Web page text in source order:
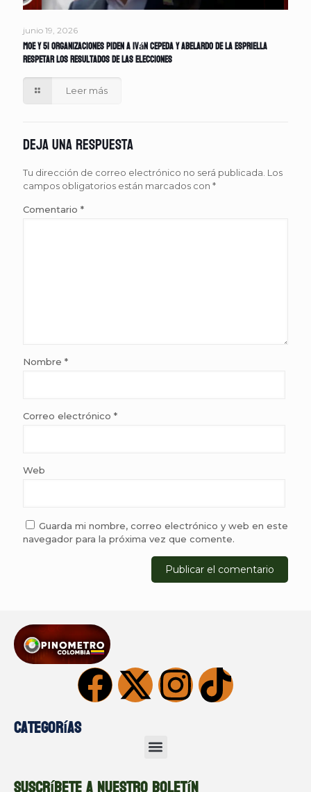
junio 19, 2026
MOE y 51 organizaciones piden a Iván Cepeda y Abelardo de la Espriella
respetar los resultados de las elecciones
Leer más
Deja una respuesta
Tu dirección de correo electrónico no será publicada. Los
campos obligatorios están marcados con *
Comentario *
Nombre *
Correo electrónico *
Web
Guarda mi nombre, correo electrónico y web en este
navegador para la próxima vez que comente.
Categorías